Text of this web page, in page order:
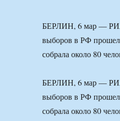
БЕРЛИН, 6 мар — РИА
выборов в РФ прошел
собрала около 80
БЕРЛИН, 6 мар — РИА
выборов в РФ прошел
собрала около 80